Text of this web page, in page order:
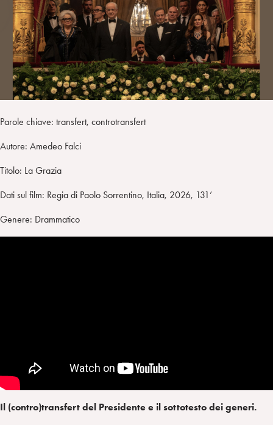
i
n
t
e
r
a
m
Parole chiave: transfert, controtransfert
Autore: Amedeo Falci
Titolo: La Grazia
Dati sul film: Regia di Paolo Sorrentino, Italia, 2026, 131’
Genere: Drammatico
Il (contro)transfert del Presidente e il sottotesto dei generi.